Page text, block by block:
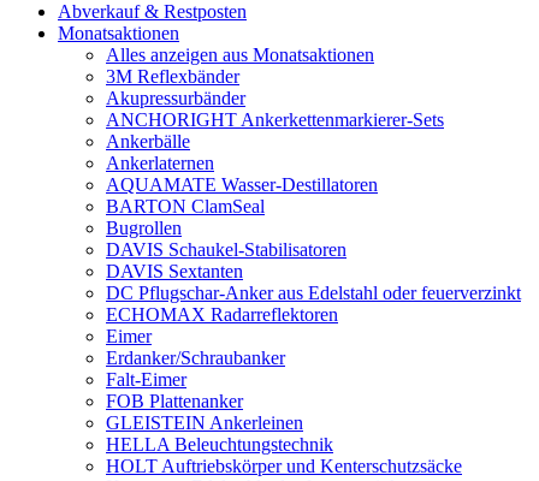
Abverkauf & Restposten
Monatsaktionen
Alles anzeigen aus Monatsaktionen
3M Reflexbänder
Akupressurbänder
ANCHORIGHT Ankerkettenmarkierer-Sets
Ankerbälle
Ankerlaternen
AQUAMATE Wasser-Destillatoren
BARTON ClamSeal
Bugrollen
DAVIS Schaukel-Stabilisatoren
DAVIS Sextanten
DC Pflugschar-Anker aus Edelstahl oder feuerverzinkt
ECHOMAX Radarreflektoren
Eimer
Erdanker/Schraubanker
Falt-Eimer
FOB Plattenanker
GLEISTEIN Ankerleinen
HELLA Beleuchtungstechnik
HOLT Auftriebskörper und Kenterschutzsäcke